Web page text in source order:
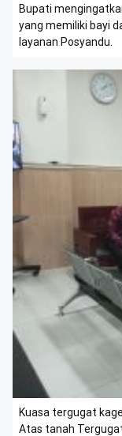
Bupati
yang memiliki bayi
layanan Posyandu.
Kuasa tergugat
Atas tanah